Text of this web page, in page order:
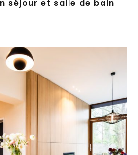
séjour et salle de bain